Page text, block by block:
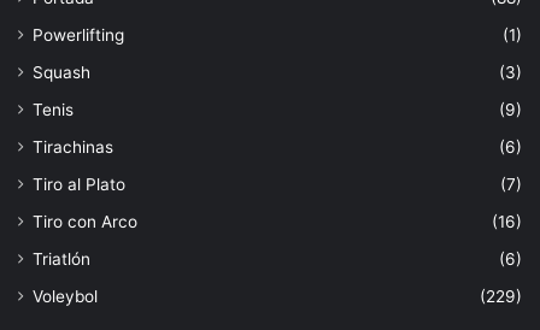
Powerlifting
(1)
Squash
(3)
Tenis
(9)
Tirachinas
(6)
Tiro al Plato
(7)
Tiro con Arco
(16)
Triatlón
(6)
Voleybol
(229)